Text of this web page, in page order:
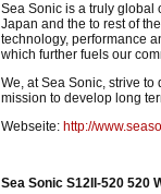
Sea Sonic is a truly global
Japan and the to rest of
technology, performance
which further fuels our
We, at Sea Sonic, strive
mission to develop long
Webseite: http://
Sea Sonic S12II-520 520